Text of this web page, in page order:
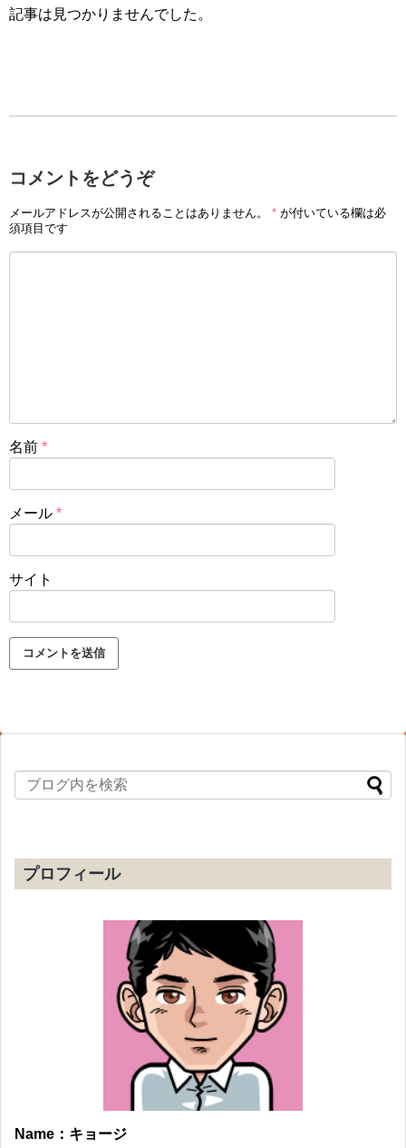
記事は見つかりませんでした。
コメントをどうぞ
メールアドレスが公開されることはありません。 * が付いている欄は必
須項目です
名前 *
メール *
サイト
プロフィール
Name：キョージ